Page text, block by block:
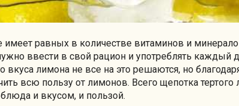
имеет равных в количестве витаминов и
ввести в свой рацион и употреблять каждый
вкуса лимона не все на это решаются, но
всю пользу от лимонов. Всего щепотка тертого
блюда и вкусом, и пользой.